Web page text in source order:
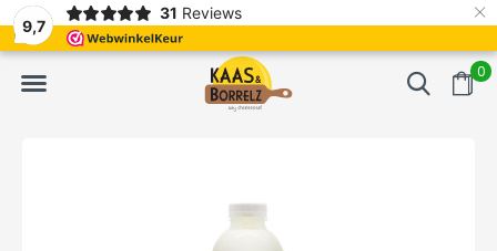
9,7
31 Reviews ×
0
Meistens Lieferung innerhalb von 3 Tagen Gratis bezorgd